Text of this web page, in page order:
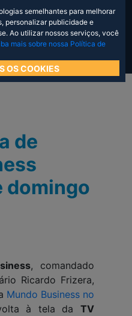
semelhantes para melhorar
personalizar publicidade e
Ao utilizar nossos serviços, você
mais sobre nossa Política de
OS COOKIES
de
domingo
, comandado
Ricardo Frizera,
Mundo Business no
à tela da TV